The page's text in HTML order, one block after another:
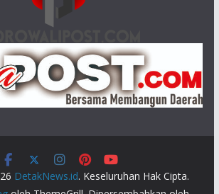
DetakNews.id. Keseluruhan Hak Cipta.